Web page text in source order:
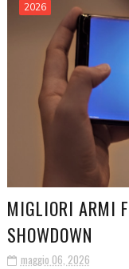
2026
MIGLIORI ARMI
SHOWDOWN
maggio 06, 2026